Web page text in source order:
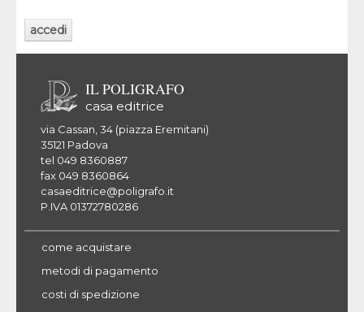
IL POLIGRAFO
casa editrice
via Cassan, 34 (piazza Eremitani)
35121 Padova
tel 049 8360887
fax 049 8360864
casaeditrice@poligrafo.it
P.IVA 01372780286
come acquistare
metodi di pagamento
costi di spedizione